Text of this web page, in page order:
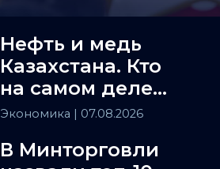
Нефть и медь
Казахстана. Кто
на самом деле
держит
Азию
Экономика | 07.08.2026
В Минторговли